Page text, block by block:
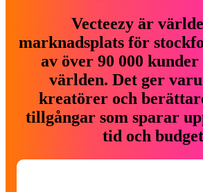
Vecteezy är
marknadsplats för
av över 90 000
världen. Det ger
kreatörer och
tillgångar som sparar
tid och